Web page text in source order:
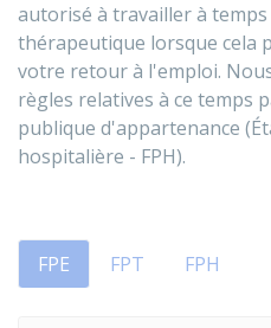
autorisé à travailler à
thérapeutique lorsque cela
votre retour à l'emploi.
règles relatives à ce temps
publique d'appartenance
hospitalière - FPH).
FPE FPT FPH